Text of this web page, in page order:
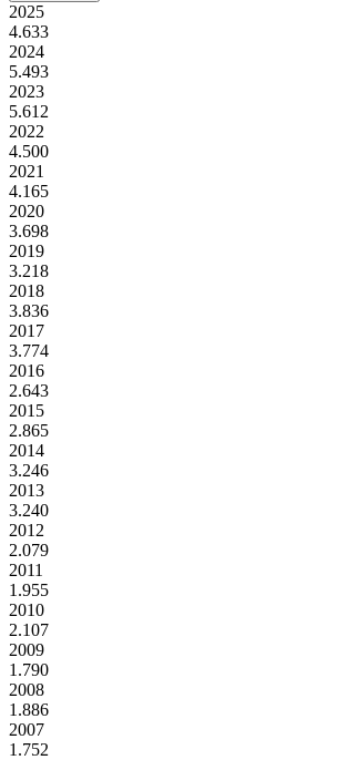
2025
4.633
2024
5.493
2023
5.612
2022
4.500
2021
4.165
2020
3.698
2019
3.218
2018
3.836
2017
3.774
2016
2.643
2015
2.865
2014
3.246
2013
3.240
2012
2.079
2011
1.955
2010
2.107
2009
1.790
2008
1.886
2007
1.752